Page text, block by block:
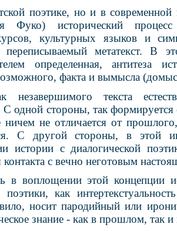
поэтике, но и в современной
исторический процесс
культурных языков и
метатекст. В
определенная, антитеза
факта и вымысла
текста
одной стороны, так формируется
ничем не отличается от
С другой стороны, в этой
истории с диалогической
с вечно неготовым
в воплощении этой концепции
поэтики, как
носит пародийный или
знание - как в прошлом, так